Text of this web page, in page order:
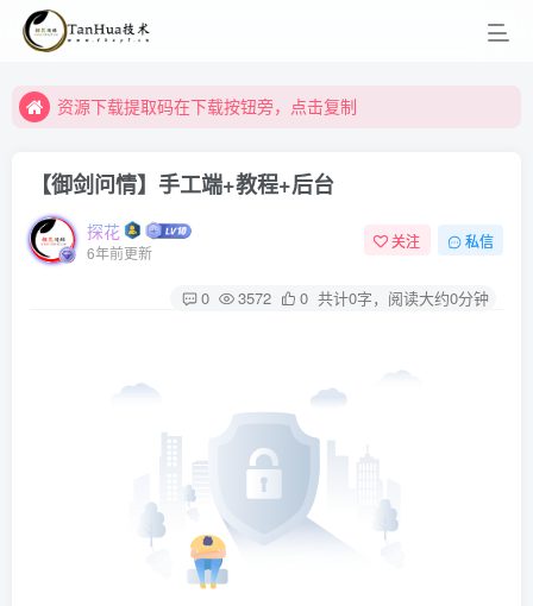
资源下载提取码在下载按钮旁，点击复制
资源下载提取码在下载按钮旁，点击复制
【御剑问情】手工端+教程+后台
探花
6年前更新
关注 私信
0 3572 0 共计0字，阅读大约0分钟